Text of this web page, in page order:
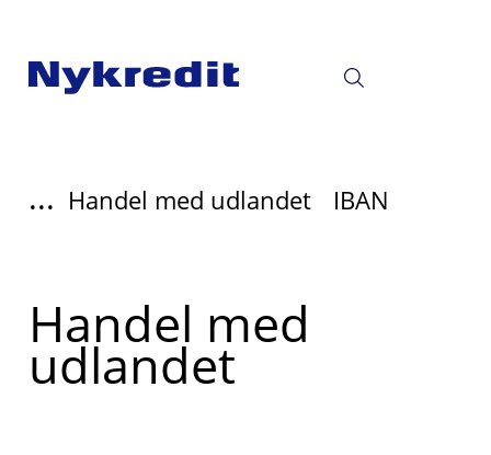
... Handel med udlandet IBAN
Læs
mere
om
Handel med
udlandet